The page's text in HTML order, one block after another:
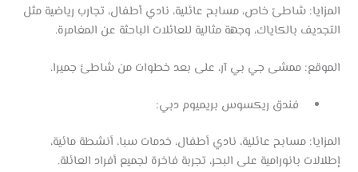
المزايا: شاطئ خاص، مسابح عائلية، نادي أطفال، تجارب رياضية مثل
التجديف بالكاياك، وجهة مثالية للعائلات الباحثة عن المغامرة.
الموقع: ممشى جي بي آر، على بعد خطوات من شاطئ جميرا.
فندق ريكسوس بريميوم دبي:
المزايا: مسابح عائلية، نادي أطفال، خدمات سبا، أنشطة مائية،
إطلالات بانورامية على البحر، تجربة فاخرة لجميع أفراد العائلة.